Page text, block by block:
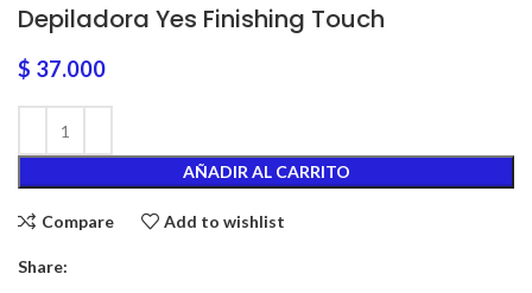
Depiladora Yes Finishing Touch
$ 37.000
AÑADIR AL CARRITO
Compare Add to wishlist
Share: